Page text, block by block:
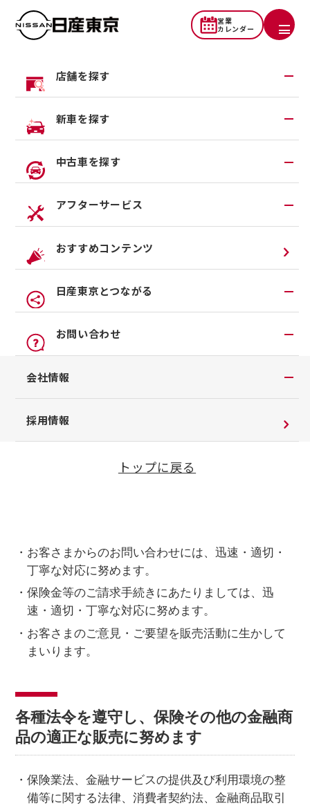
営業
カレンダー
店舗を探す
地域から探す
一覧から探す
店舗リニューアル情報
営業カレンダー
新車を探す
試乗車・展示車検索
福祉車両（ライフケアビークル）
カスタイマイズサービス
法人リースオンライン受付
オンライン相談予約
オンライン見積り
カタログ請求
日産カーライフ保険
イオンモール多摩平の森
中古車を探す
在庫車一覧
中古車ワイド保証
アフターサービス
アフターサービスTOP
メンテナンスネット予約
車検
車検立会い見積り
メンテプロパック
季節のおすすめ商品
車内空間の商品
おすすめコンテンツ
日産東京とつながる
公式LINEアカウント
店舗ブログ
公式Youtubeアカウント
お問い合わせ
お問い合わせTOP
チャットサポート
会社情報
会社情報
企業理念
お客さまよりお預かりする大切な書類について
電子公告
企業年金
自動車引取業登録通知書
お客さま本位の業務運営方針（FD宣言）
金融商品販売の勧誘方針
日産ピーズフィールドクラフト
ルノーNT販売
採用情報
トップに戻る
勧誘方針
けるように努めます
保険その他の金融商品の販売にあたって
・お客さまの商品に関する知識、購入経験、購入目
的、財産状況など、商品の特性に応じた必要な事
沿った商品の説明および提供に努めます。
のリスクの内容について適切な説明に努めます。
法での勧誘はいたしません。
・お客さまに商品についての重要事項を正しくご理
解いただけるように努めます。また、販売形態に
・お客さまからのお問い合わせには、迅速・適切・
丁寧な対応に努めます。
・保険金等のご請求手続きにあたりましては、迅
速・適切・丁寧な対応に努めます。
・お客さまのご意見・ご要望を販売活動に生かして
まいります。
各種法令を遵守し、保険その他の金融商
品の適正な販売に努めます
・保険業法、金融サービスの提供及び利用環境の整
備等に関する法律、消費者契約法、金融商品取引